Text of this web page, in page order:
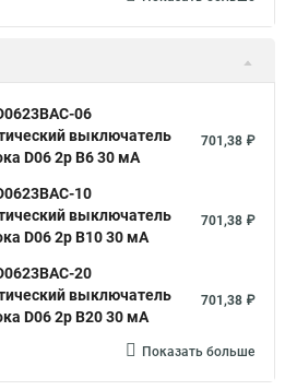
06
выключатель
D06 2р B6 30 мА
701,38 ₽
10
выключатель
D06 2р B10 30 мА
701,38 ₽
20
выключатель
D06 2р B20 30 мА
701,38 ₽
Показать больше